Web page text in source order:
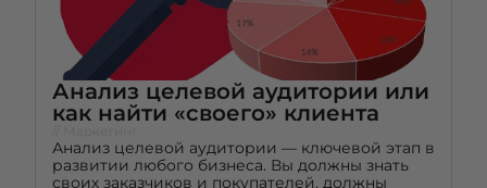
Анализ целевой аудитории или
как найти «своего» клиента
Анализ целевой аудитории — ключевой этап в
развитии любого бизнеса. Вы должны знать
своих заказчиков и покупателей, должны